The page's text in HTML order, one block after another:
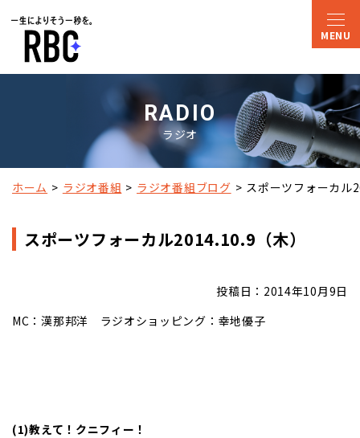
RADIO
ラジオ
ホーム ラジオ番組 ラジオ番組ブログ スポーツフォーカル
スポーツフォーカル2014.10.9（木）
投稿日：2014年10月9日
MC：漢那邦洋 ラジオショッピング：幸地優子
(1)教えて！クニフィー！